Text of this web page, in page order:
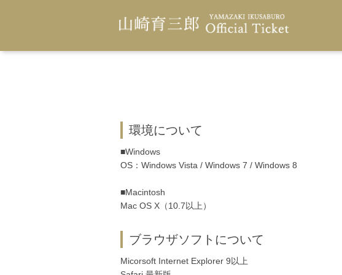
環境について
■Windows
OS：Windows Vista / Windows 7 / Windows 8
■Macintosh
Mac OS X（10.7以上）
ブラウザソフトについて
Micorsoft Internet Explorer 9以上